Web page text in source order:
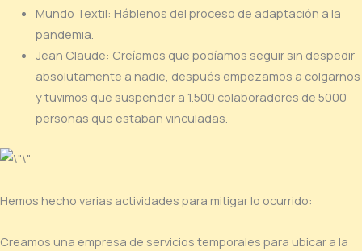
Mundo Textil: Háblenos del proceso de adaptación a la
pandemia.
Jean Claude: Creíamos que podíamos seguir sin despedir
absolutamente a nadie, después empezamos a colgarnos
y tuvimos que suspender a 1.500 colaboradores de 5000
personas que estaban vinculadas.
Hemos hecho varias actividades para mitigar lo ocurrido:
Creamos una empresa de servicios temporales para ubicar a la